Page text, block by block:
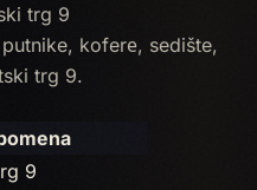
trg 9
koferе, sedište,
trg 9.
9